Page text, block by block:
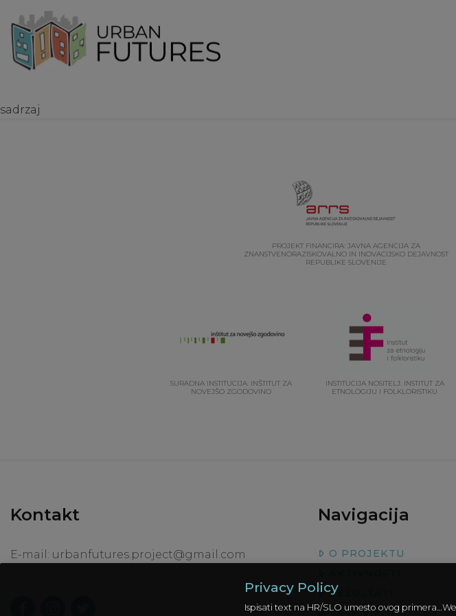
sadrzaj
PROJEKT FINANCIRA: JAVNA AGENCIJA ZA
ZNANSTVENORAZISKOVALNO IN INOVACIJSKO DEJAVNOST
REPUBLIKE SLOVENIJE
SURADNA INSTITUCIJA: INŠTITUT ZA
NOVEJŠO ZGODOVINO
INSTITUCIJA NOSITELJ: INSTITUT ZA
ETNOLOGIJU I FOLKLORISTIKU
Kontakt
E-mail: urbanfutures.project@gmail.com
Navigacija
O PROJEKTU
REZULTATI
VAŠE VIZIJE
Privacy Policy
Ispisati text na HR/SLO umesto ovog